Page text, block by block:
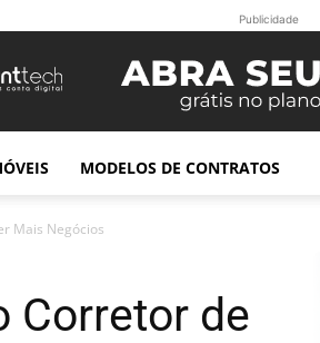
Publicidade
MODELOS DE CONTRATOS
Mais Negócios
Corretor de